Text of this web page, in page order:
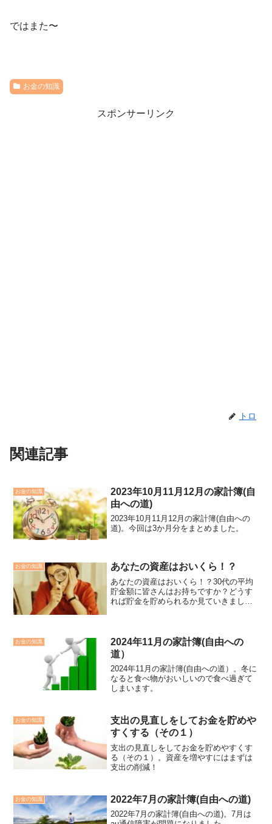
ではまた〜
お金の知識
スポンサーリンク
トロ
関連記事
お金の知識
2023年10月11月12月の家計簿(自
由への道)
2023年10月11月12月の家計簿(自由への
道)。今回は3か月分をまとめました。
お金の知識 あなたの資産はおいくら！？
あなたの資産はおいくら！？30代の平均
貯金額に皆さんはお持ちですか？どうす
れば貯金を貯められるか見ていきましょ
お金の知識
2024年11月の家計簿(自由への
道）
2024年11月の家計簿(自由への道）。冬に
なると食べ物がおいしいので食べ過ぎて
しまいます。
お金の知識
支出の見直しをしてお金を貯めや
すくする（その１）
支出の見直しをしてお金を貯めやすくす
る（その１）。資産を増やすにはまずは
支出の削減！
お金の知識 2022年7月の家計簿(自由への道)
2022年7月の家計簿(自由への道)。7月は